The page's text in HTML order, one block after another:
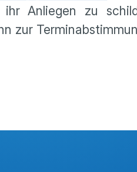
Anliegen zu
zur